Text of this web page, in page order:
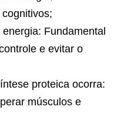
Fundamental
e evitar o
proteica ocorra:
músculos e